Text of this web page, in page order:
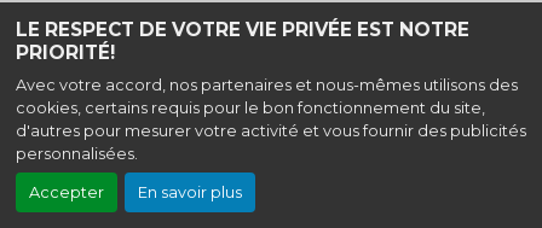
LE RESPECT DE VOTRE VIE PRIVÉE EST NOTRE
PRIORITÉ!
Avec votre accord, nos partenaires et nous-mêmes utilisons des
cookies, certains requis pour le bon fonctionnement du site,
d'autres pour mesurer votre activité et vous fournir des publicités
personnalisées.
Accepter En savoir plus